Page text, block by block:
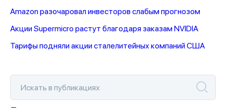
Amazon разочаровал инвесторов слабым прогнозом
Акции Supermicro растут благодаря заказам NVIDIA
Тарифы подняли акции сталелитейных компаний США